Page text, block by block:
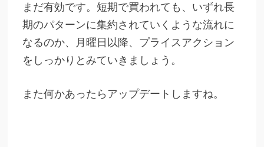
まだ有効です。短期で買われても、いずれ長
期のパターンに集約されていくような流れに
なるのか、月曜日以降、プライスアクション
をしっかりとみていきましょう。
また何かあったらアップデートしますね。